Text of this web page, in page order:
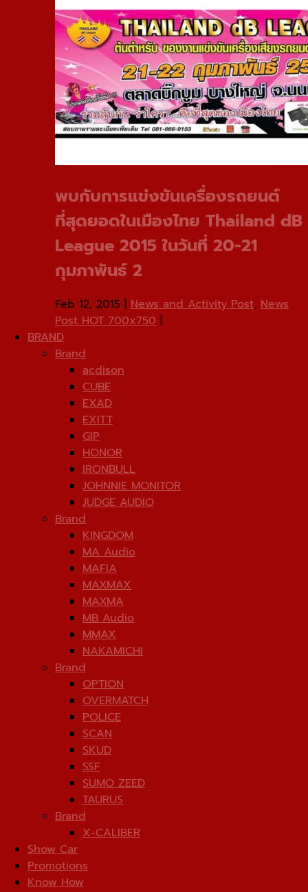
พบกับการแข่งขันเครื่องรถยนต์
ที่สุดยอดในเมืองไทย Thailand dB
League 2015 ในวันที่ 20-21
กุมภาพันธ์ 2
Feb 12, 2015 News and Activity Post, News
Post HOT 700x750
BRAND
Brand
acdison
CUBE
EXAD
EXITT
GIP
HONOR
IRONBULL
JOHNNIE MONITOR
JUDGE AUDIO
Brand
KINGDOM
MA Audio
MAFIA
MAXMAX
MAXMA
MB Audio
MMAX
NAKAMICHI
Brand
OPTION
OVERMATCH
POLICE
SCAN
SKUD
SSF
SUMO ZEED
TAURUS
Brand
X-CALIBER
Show Car
Promotions
Know How